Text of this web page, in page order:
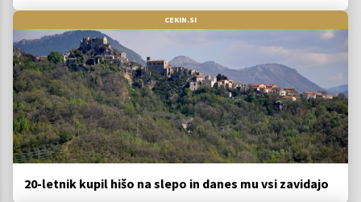
CEKIN.SI
20-letnik kupil hišo na slepo in danes mu vsi zavidajo